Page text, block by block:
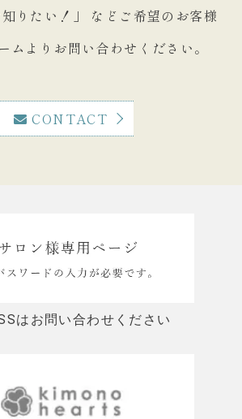
りたい！」
などご希望のお客様
ムよりお問い合わせください。
CONTACT
はお問い合わせください